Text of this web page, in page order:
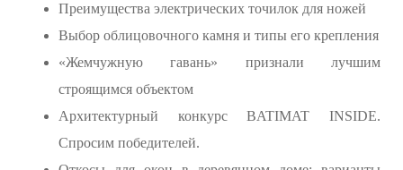
Преимущества электрических точилок для ножей
Выбор облицовочного камня и типы его крепления
«Жемчужную гавань» признали лучшим
строящимся объектом
Архитектурный конкурс BATIMAT INSIDE.
Спросим победителей.